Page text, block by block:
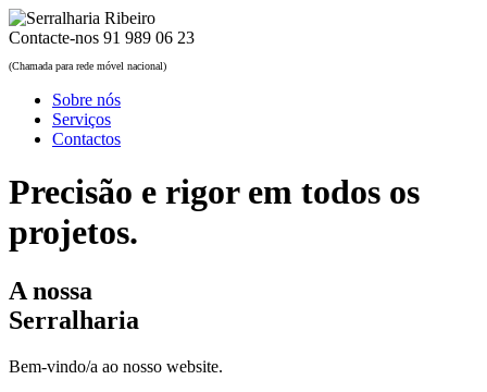
Contacte-nos 91 989 06 23
(Chamada para rede móvel nacional)
Sobre nós
Serviços
Contactos
Precisão e rigor em todos os
projetos.
A nossa
Serralharia
Bem-vindo/a ao nosso website.